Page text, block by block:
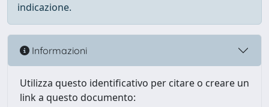
indicazione.
Informazioni
Utilizza questo identificativo per citare o creare un
link a questo documento: